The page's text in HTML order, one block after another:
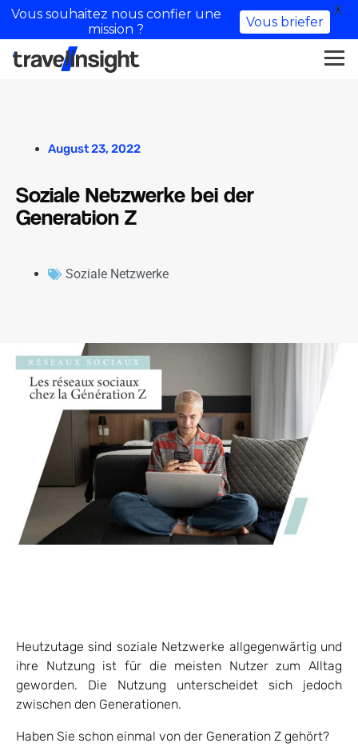
August 23, 2022
Soziale Netzwerke bei der
Generation Z
Soziale Netzwerke
Heutzutage sind soziale Netzwerke allgegenwärtig und
ihre Nutzung ist für die meisten Nutzer zum Alltag
geworden. Die Nutzung unterscheidet sich jedoch
zwischen den Generationen.
Haben Sie schon einmal von der Generation Z gehört?
Vous souhaitez nous confier une
mission ?
Vous briefer
X